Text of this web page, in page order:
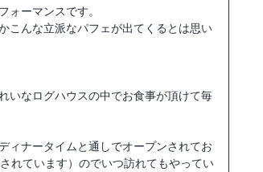
ーマンスです。
こんな立派なパフェが出てくるとは思い
いなログハウスの中でお食事が頂けて毎
ィナータイムと通しでオープンされてお
れています）のでいつ訪れてもやってい